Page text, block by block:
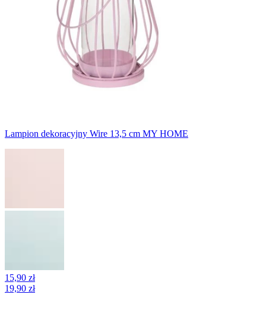
Lampion dekoracyjny Wire 13,5 cm MY HOME
15,90 zł
19,90 zł